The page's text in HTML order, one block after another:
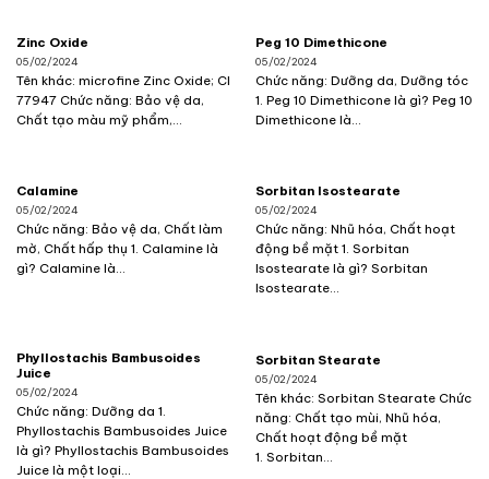
Zinc Oxide
05/02/2024
Tên khác: microfine Zinc Oxide; CI
77947 Chức năng: Bảo vệ da,
Chất tạo màu mỹ phẩm,...
Peg 10 Dimethicone
05/02/2024
Chức năng: Dưỡng da, Dưỡng tóc
1. Peg 10 Dimethicone là gì? Peg 10
Dimethicone là...
Calamine
05/02/2024
Chức năng: Bảo vệ da, Chất làm
mờ, Chất hấp thụ 1. Calamine là
gì? Calamine là...
Sorbitan Isostearate
05/02/2024
Chức năng: Nhũ hóa, Chất hoạt
động bề mặt 1. Sorbitan
Isostearate là gì? Sorbitan
Isostearate...
Phyllostachis Bambusoides
Juice
05/02/2024
Chức năng: Dưỡng da 1.
Phyllostachis Bambusoides Juice
là gì? Phyllostachis Bambusoides
Juice là một loại...
Sorbitan Stearate
05/02/2024
Tên khác: Sorbitan Stearate Chức
năng: Chất tạo mùi, Nhũ hóa,
Chất hoạt động bề mặt
1. Sorbitan...